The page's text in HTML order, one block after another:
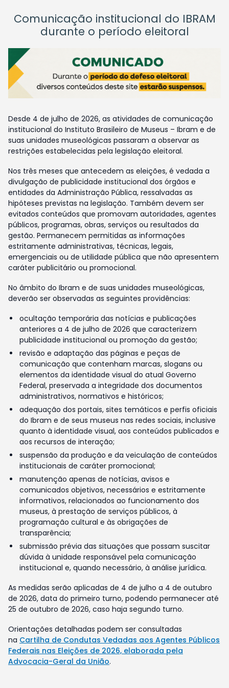
Comunicação institucional do IBRAM
durante o período eleitoral
Desde 4 de julho de 2026, as atividades de comunicação
institucional do Instituto Brasileiro de Museus – Ibram e de
suas unidades museológicas passaram a observar as
restrições estabelecidas pela legislação eleitoral.
Nos três meses que antecedem as eleições, é vedada a
divulgação de publicidade institucional dos órgãos e
entidades da Administração Pública, ressalvadas as
hipóteses previstas na legislação. Também devem ser
evitados conteúdos que promovam autoridades, agentes
públicos, programas, obras, serviços ou resultados da
gestão. Permanecem permitidas as informações
estritamente administrativas, técnicas, legais,
emergenciais ou de utilidade pública que não apresentem
caráter publicitário ou promocional.
No âmbito do Ibram e de suas unidades museológicas,
deverão ser observadas as seguintes providências:
ocultação temporária das notícias e publicações
anteriores a 4 de julho de 2026 que caracterizem
publicidade institucional ou promoção da gestão;
revisão e adaptação das páginas e peças de
comunicação que contenham marcas, slogans ou
elementos da identidade visual do atual Governo
Federal, preservada a integridade dos documentos
administrativos, normativos e históricos;
adequação dos portais, sites temáticos e perfis oficiais
do Ibram e de seus museus nas redes sociais, inclusive
quanto à identidade visual, aos conteúdos publicados e
aos recursos de interação;
suspensão da produção e da veiculação de conteúdos
institucionais de caráter promocional;
manutenção apenas de notícias, avisos e
comunicados objetivos, necessários e estritamente
informativos, relacionados ao funcionamento dos
museus, à prestação de serviços públicos, à
programação cultural e às obrigações de
transparência;
submissão prévia das situações que possam suscitar
dúvida à unidade responsável pela comunicação
institucional e, quando necessário, à análise jurídica.
As medidas serão aplicadas de 4 de julho a 4 de outubro
de 2026, data do primeiro turno, podendo permanecer até
25 de outubro de 2026, caso haja segundo turno.
Orientações detalhadas podem ser consultadas
na Cartilha de Condutas Vedadas aos Agentes Públicos
Federais nas Eleições de 2026, elaborada pela
Advocacia-Geral da União.